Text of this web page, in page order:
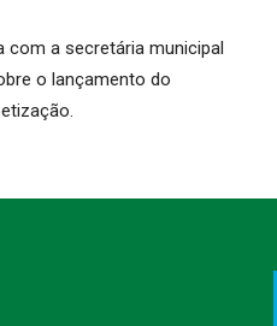
com a secretária municipal
o lançamento do